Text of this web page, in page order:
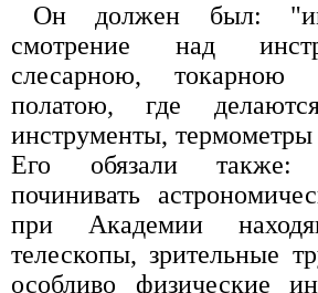
Он должен был:
смотрение над
слесарною,
полатою, где
инструменты,
Его обязали
починивать
при Академии
телескопы, зрительные
особливо физические